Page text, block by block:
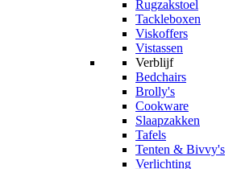
Rugzakstoel
Tackleboxen
Viskoffers
Vistassen
Verblijf
Bedchairs
Brolly's
Cookware
Slaapzakken
Tafels
Tenten & Bivvy's
Verlichting